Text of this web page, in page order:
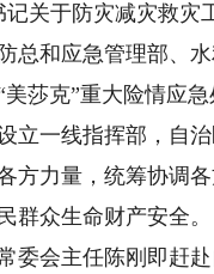
关于防灾减灾救灾
总和应急管理部、
莎克”重大险情应
一线指挥部，自
方力量，统筹协调
群众生命财产安全。
会主任陈刚即赶赴